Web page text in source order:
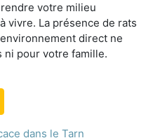
votre milieu
vivre. La présence de rats
direct ne
ni pour votre famille.
dans le Tarn